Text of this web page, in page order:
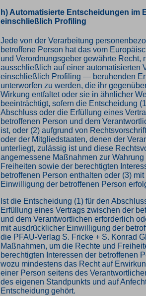
h) Automatisierte Entscheidungen im
einschließlich Profiling
Jede von der Verarbeitung
betroffene Person hat das vom
und Verordnungsgeber gewährte Recht,
ausschließlich auf einer automatisierten
einschließlich Profiling — beruhenden
unterworfen zu werden, die ihr
Wirkung entfaltet oder sie in ähnlicher
beeinträchtigt, sofern die Entscheidung
Abschluss oder die Erfüllung eines
betroffenen Person und dem
ist, oder (2) aufgrund von
oder der Mitgliedstaaten, denen der
unterliegt, zulässig ist und diese
angemessene Maßnahmen zur
Freiheiten sowie der berechtigten
betroffenen Person enthalten oder (3)
Einwilligung der betroffenen Person
Ist die Entscheidung (1) für den
Erfüllung eines Vertrags zwischen der
und dem Verantwortlichen erforderlich
mit ausdrücklicher Einwilligung der
die PFAU-Verlag S. Fricke + S. Konrad
Maßnahmen, um die Rechte und
berechtigten Interessen der betroffenen
wozu mindestens das Recht auf
einer Person seitens des
des eigenen Standpunkts und auf
Entscheidung gehört.